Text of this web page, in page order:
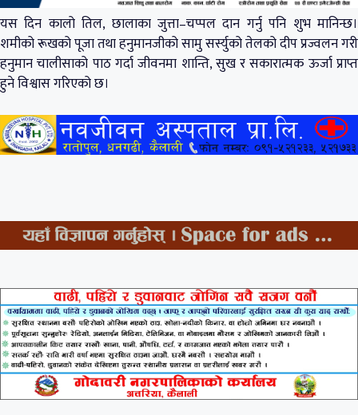
यस दिन कालो तिल, छालाका जुत्ता–चप्पल दान गर्नु पनि शुभ मानिन्छ।
शमीको रूखको पूजा तथा हनुमानजीको सामु सर्स्युको तेलको दीप प्रज्वलन गरी
हनुमान चालीसाको पाठ गर्दा जीवनमा शान्ति, सुख र सकारात्मक ऊर्जा प्राप्त
हुने विश्वास गरिएको छ।